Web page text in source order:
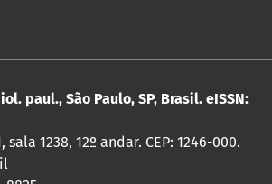
paul., São Paulo, SP, Brasil. eISSN:
sala 1238, 12º andar. CEP: 1246-000.